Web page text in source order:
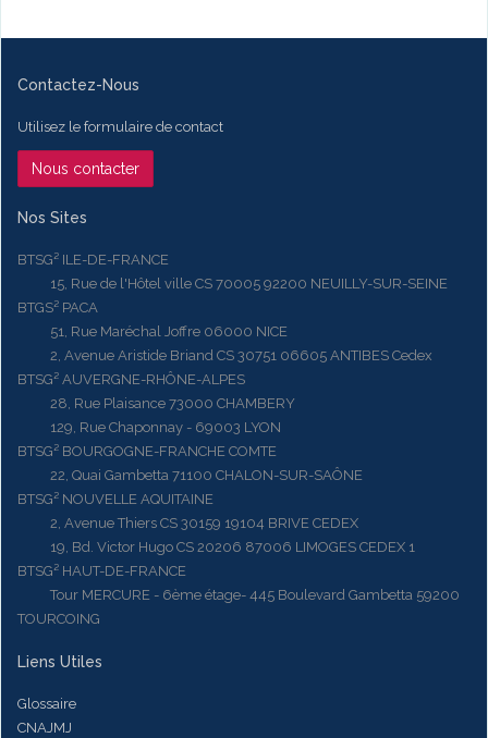
Contactez-Nous
Utilisez le formulaire de contact
Nous contacter
Nos Sites
BTSG² ILE-DE-FRANCE
15, Rue de l'Hôtel ville CS 70005 92200 NEUILLY-SUR-SEINE
BTGS² PACA
51, Rue Maréchal Joffre 06000 NICE
2, Avenue Aristide Briand CS 30751 06605 ANTIBES Cedex
BTSG² AUVERGNE-RHÔNE-ALPES
28, Rue Plaisance 73000 CHAMBERY
129, Rue Chaponnay - 69003 LYON
BTSG² BOURGOGNE-FRANCHE COMTE
22, Quai Gambetta 71100 CHALON-SUR-SAÔNE
BTSG² NOUVELLE AQUITAINE
2, Avenue Thiers CS 30159 19104 BRIVE CEDEX
19, Bd. Victor Hugo CS 20206 87006 LIMOGES CEDEX 1
BTSG² HAUT-DE-FRANCE
Tour MERCURE - 6ème étage- 445 Boulevard Gambetta 59200
TOURCOING
Liens Utiles
Glossaire
CNAJMJ